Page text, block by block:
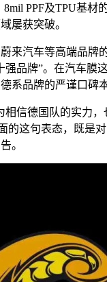
PPF及TPU基材
屡获突破。
来汽车等高端品牌
强品牌”。在汽车膜
系品牌的严谨口碑
相信德国队的实力
的这句表态，既是
。